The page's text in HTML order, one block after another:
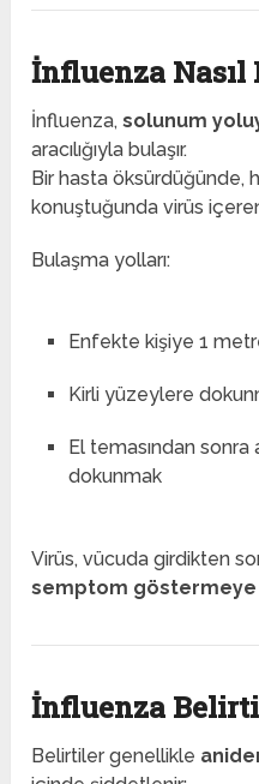
İnfluenza Nasıl
İnfluenza,solunum
aracılığıyla bulaşır.
Bir hasta öksürdüğünde,
konuştuğunda virüs
Bulaşma yolları:
Enfekte kişiye 1
Kirli yüzeylere
El temasından
dokunmak
Virüs, vücuda girdikten
semptom göstermeye
İnfluenza
Belirtiler genellikle